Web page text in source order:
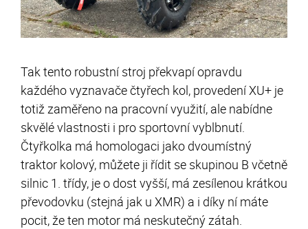
Tak tento robustní stroj překvapí opravdu
každého vyznavače čtyřech kol, provedení XU+ je
totiž zaměřeno na pracovní využití, ale nabídne
skvělé vlastnosti i pro sportovní vyblbnutí.
Čtyřkolka má homologaci jako dvoumístný
traktor kolový, můžete ji řídit se skupinou B včetně
silnic 1. třídy, je o dost vyšší, má zesílenou krátkou
převodovku (stejná jak u XMR) a i díky ní máte
pocit, že ten motor má neskutečný zátah.